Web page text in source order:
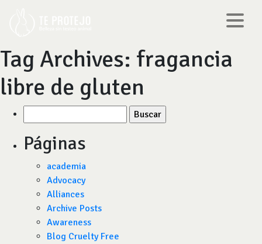
Tag Archives: fragancia
libre de gluten
por:
Páginas
academia
Advocacy
Alliances
Archive Posts
Awareness
Blog Cruelty Free